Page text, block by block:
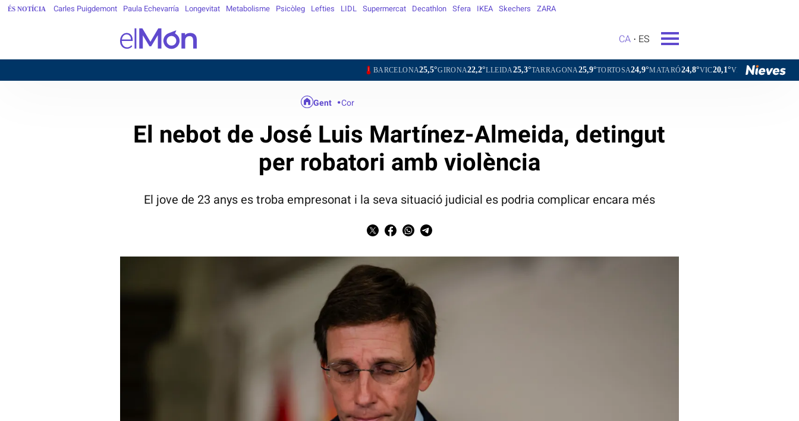
ÉS NOTÍCIA Carles Puigdemont Paula Echevarría Longevitat Metabolisme Psicòleg Lefties LIDL Supermercat Decathlon Sfera IKEA Skechers ZARA
CA ES
BARCELONA25,5°GIRONA22,2°LLEIDA25,3°TARRAGONA25,9°TORTOSA24,9°MATARÓ24,8°VIC20,1°VILAFRANCA DEL PENEDÈS
Gent Cor
El nebot de José Luis Martínez-Almeida, detingut
per robatori amb violència
El jove de 23 anys es troba empresonat i la seva situació judicial es podria complicar encara més